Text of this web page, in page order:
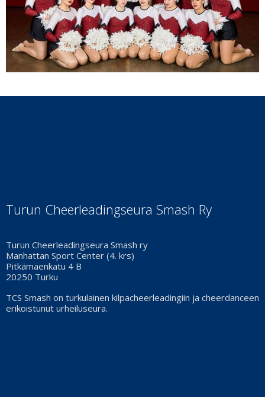
Turun Cheerleadingseura Smash Ry
Turun Cheerleadingseura Smash ry
Manhattan Sport Center (4. krs)
Pitkämäenkatu 4 B
20250 Turku
TCS Smash on turkulainen kilpacheerleadingiin ja cheerdanceen
erikoistunut urheiluseura.